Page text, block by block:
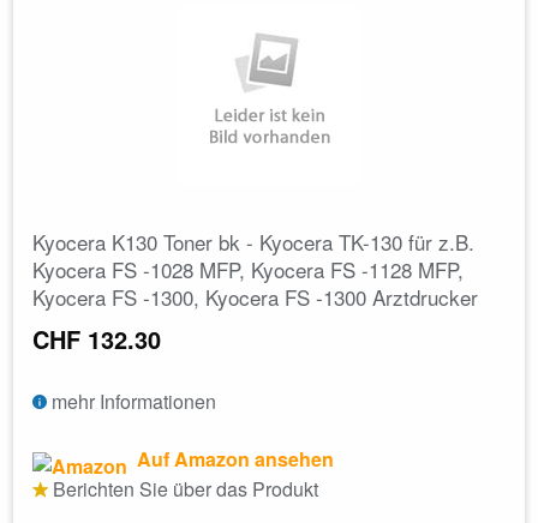
Kyocera K130 Toner bk - Kyocera TK-130 für z.B.
Kyocera FS -1028 MFP, Kyocera FS -1128 MFP,
Kyocera FS -1300, Kyocera FS -1300 Arztdrucker
CHF 132.30
mehr Informationen
Auf Amazon ansehen
Berichten Sie über das Produkt